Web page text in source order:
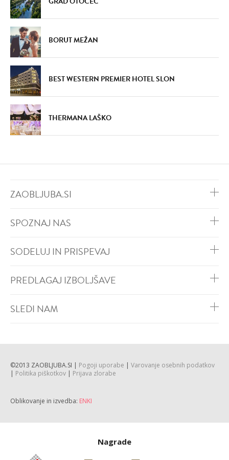
BORUT MEŽAN
BEST WESTERN PREMIER HOTEL SLON
THERMANA LAŠKO
ZAOBLJUBA.SI
SPOZNAJ NAS
SODELUJ IN PRISPEVAJ
PREDLAGAJ IZBOLJŠAVE
SLEDI NAM
©2013 ZAOBLJUBA.SI | Pogoji uporabe | Varovanje osebnih podatkov
| Politika piškotkov | Prijava zlorabe
Oblikovanje in izvedba: ENKI
Nagrade